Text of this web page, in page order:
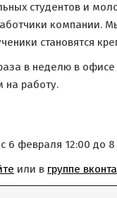
студентов и
компании.
становятся
в неделю в
на работу.
6 февраля 12:00 до
или в группе